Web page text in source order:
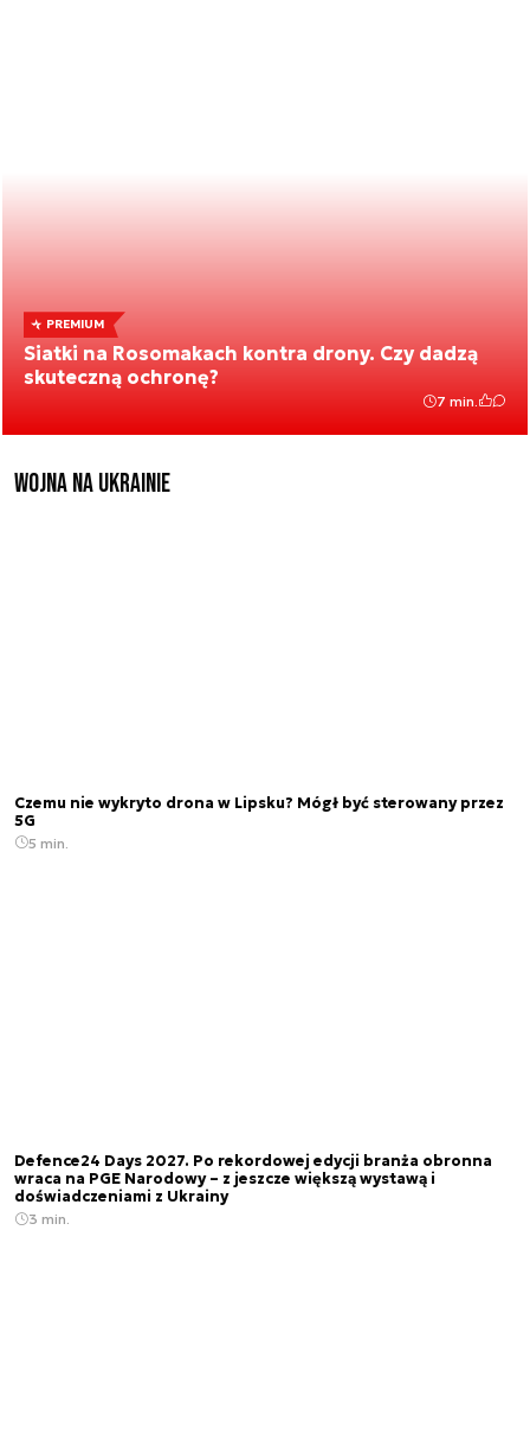
PREMIUM
Siatki na Rosomakach kontra drony. Czy dadzą
skuteczną ochronę?
7 min.
Wojna na Ukrainie
Czemu nie wykryto drona w Lipsku? Mógł być sterowany przez
5G
5 min.
Defence24 Days 2027. Po rekordowej edycji branża obronna
wraca na PGE Narodowy – z jeszcze większą wystawą i
doświadczeniami z Ukrainy
3 min.